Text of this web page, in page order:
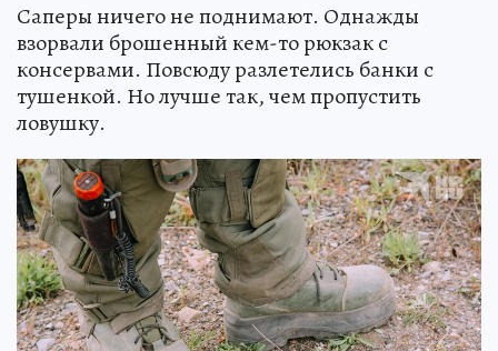
Саперы ничего не поднимают. Однажды
взорвали брошенный кем-то рюкзак с
консервами. Повсюду разлетелись банки с
тушенкой. Но лучше так, чем пропустить
ловушку.